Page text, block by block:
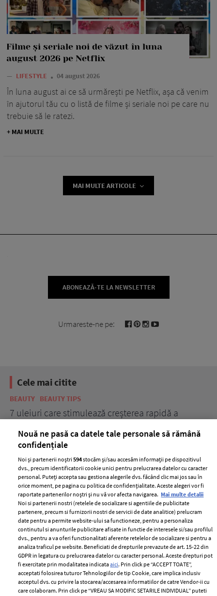
Filme și seriale noi de văzut în luna
august 2026 pe Netflix
— LIFESTYLE 04 august 2026
În luna august ai ce să urmărești pe Netflix, așa că venim
în ajutorul tău cu o listă de filme și seriale noi pe care nu
trebuie să le ratezi.
+ MAI MULTE
MAI MULTE ARTICOLE
ABONEAZĂ-TE LA NEWSLETTER
Urmareste-ne pe:
Cele mai citite
BEAUTY BEAUTY TIPS
7 uleiuri care stimulează creșterea rapidă a
ELLE Style Awards
2024
Despre ELLE
Romania
Contact
Abonamente
Termeni si conditii
Politica de
confidențialitate
Politica de cookies
Publicitate
Nouă ne pasă ca datele tale personale să rămână
confidențiale
Noi și partenerii noștri594stocăm și/sau accesăm informații pe dispozitivul
dvs., precum identificatorii cookie unici pentru prelucrarea datelor cu caracter
personal. Puteți accepta sau gestiona alegerile dvs. făcând clic mai jos sau în
orice moment, pe pagina cu politica de confidențialitate. Aceste alegeri vor fi
raportate partenerilor noștri și nu vă vor afecta navigarea. Mai multe detalii
Noi si partenerii nostri (retelele de socializare si agentiile de publicitate
partenere, precum si furnizorii nostri de servicii de date analitice) prelucram
date pentru a permite website-ului sa functioneze, pentru a personaliza
continutul si anunturile publicitare afisate in functie de interesele si/sau profilul
dvs., pentru a va oferi functionalitati aferente retelelor de socializare si pentru a
analiza traficul pe website. Beneficiati de drepturile prevazute de art. 15-22 din
GDPR in legatura cu prelucrarea datelor cu caracter personal. Aceste drepturi pot
fi exercitate prin modalitatea indicataaici. Prin click pe “ACCEPT TOATE”,
acceptati folosirea tuturor Tehnologiilor de tip Cookie, care implica inclusiv
acceptul dvs. cu privire la stocarea/accesarea informatiilor de catre Vendor-ii cu
care colaboram. Prin click pe “VREAU SA MODIFIC SETARILE INDIVIDUAL” puteti